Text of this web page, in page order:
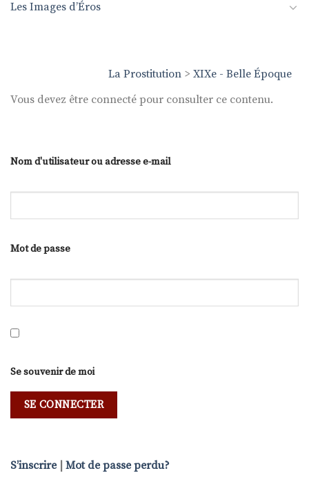
La Prostitution > XIXe - Belle Époque
Vous devez être connecté pour consulter ce contenu.
Nom d'utilisateur ou adresse e-mail
Mot de passe
Se souvenir de moi
S’inscrire Mot de passe perdu?
Les Images d’Éros